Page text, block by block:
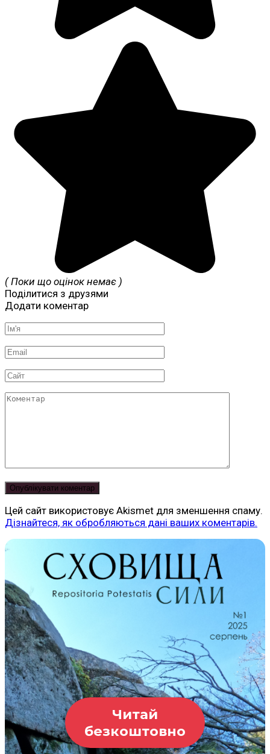
( Поки що оцінок немає )
Поділитися з друзями
Додати коментар
Ім'я
*
Email
*
Сайт
Коментар
Цей сайт використовує Akismet для зменшення спаму.
Дізнайтеся, як обробляються дані ваших коментарів.
Читай
безкоштовно